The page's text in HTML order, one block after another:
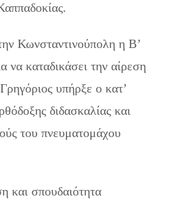
Κωνσταντινούπολη η Β’
να καταδικάσει την αίρεση
υπήρξε ο κατ’
διδασκαλίας και
του πνευματομάχου
και σπουδαιότητα